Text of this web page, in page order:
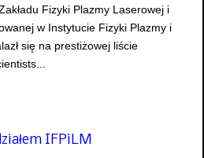
Fizyki Plazmy Laserowej i
w Instytucie Fizyki Plazmy i
się na prestiżowej liście
IFPiLM